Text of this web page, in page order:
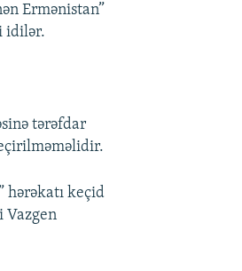
Ermənistan”
idilər.
tərəfdar
hərəkatı keçid
Vazgen